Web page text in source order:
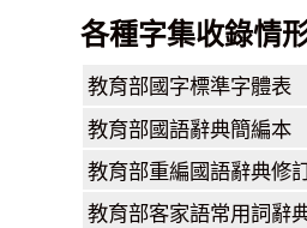
各種字集收錄情
教育部國字標準字體表
教育部國語辭典簡編本
教育部重編國語辭典修
教育部客家語常用詞辭